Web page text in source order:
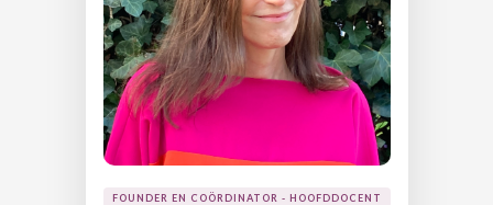
FOUNDER EN COÖRDINATOR - HOOFDDOCENT